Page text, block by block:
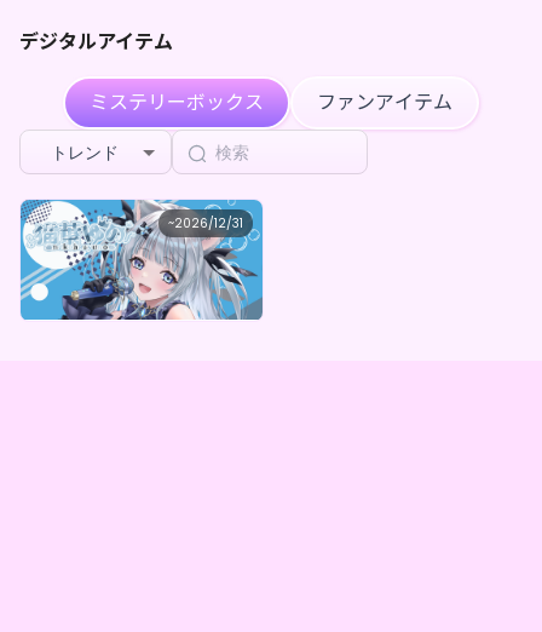
デジタルアイテム
ミステリーボックス ファンアイテム
トレンド
~2026/12/31
nekoha yuno
猫葉ゆの スペシャルデジタルBOX(全５種)
最低価格
¥1,000 購入はこちら